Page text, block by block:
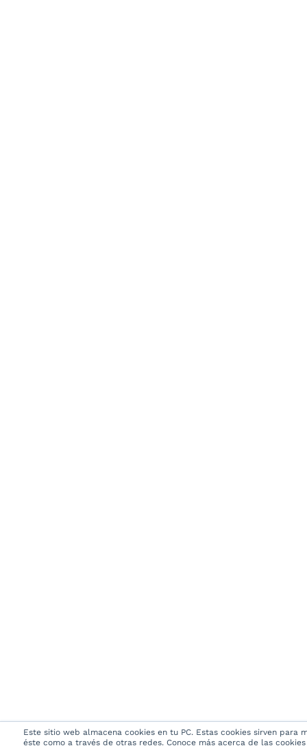
Este sitio web almacena cookies en tu PC. Estas cookies sirven
éste como a través de otras redes. Conoce más acerca de las